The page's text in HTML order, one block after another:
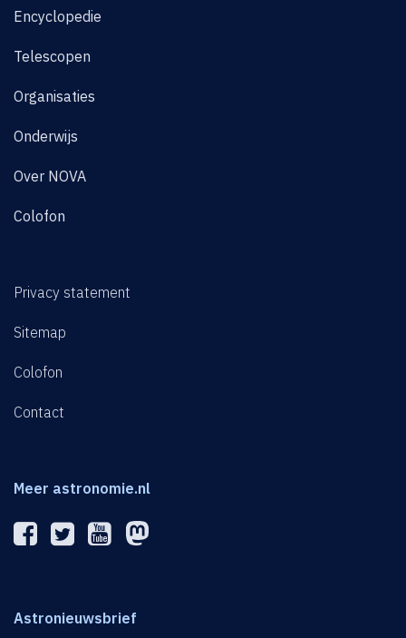
Encyclopedie
Telescopen
Organisaties
Onderwijs
Over NOVA
Colofon
Privacy statement
Sitemap
Colofon
Contact
Meer astronomie.nl
Astronieuwsbrief